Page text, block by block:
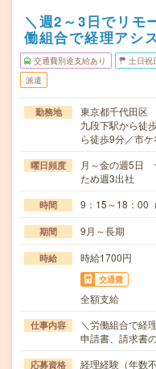
＼週2～3日でリモ
働組合で経理アシ
交通費別途支給あり 土日祝
派遣
勤務地
東京都千代田区
九段下駅から徒
ら徒歩9分／市
曜日頻度
月～金の週5日
ため週3出社
時間 9：15～18：00
期間 9月～長期
時給 時給1700円
交通費
全額支給
仕事内容
＼労働組合で経
申請書、請求書
応募資格 経理経験（年数不